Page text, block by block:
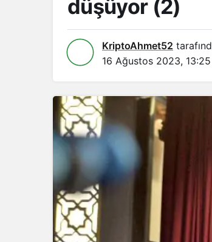
düşüyor (2)
KriptoAhmet52
16 Ağustos 2023, 13:25